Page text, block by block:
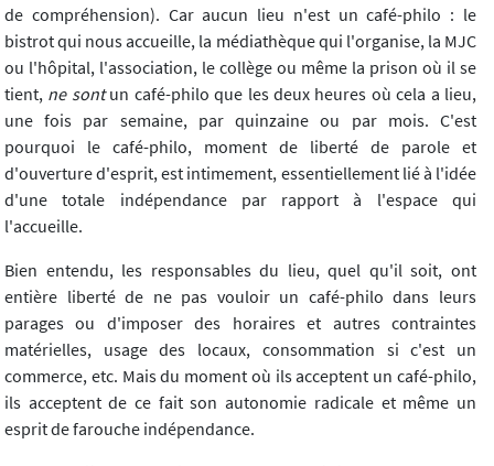
de compréhension). Car aucun lieu n'est un café-philo : le
bistrot qui nous accueille, la médiathèque qui l'organise, la MJC
ou l'hôpital, l'association, le collège ou même la prison où il se
tient, ne sontun café-philo que les deux heures où cela a lieu,
une fois par semaine, par quinzaine ou par mois. C'est
pourquoi le café-philo, moment de liberté de parole et
d'ouverture d'esprit, est intimement, essentiellement lié à l'idée
d'une totale indépendance par rapport à l'espace qui
l'accueille.
Bien entendu, les responsables du lieu, quel qu'il soit, ont
entière liberté de ne pas vouloir un café-philo dans leurs
parages ou d'imposer des horaires et autres contraintes
matérielles, usage des locaux, consommation si c'est un
commerce, etc. Mais du moment où ils acceptent un café-philo,
ils acceptent de ce fait son autonomie radicale et même un
esprit de farouche indépendance.